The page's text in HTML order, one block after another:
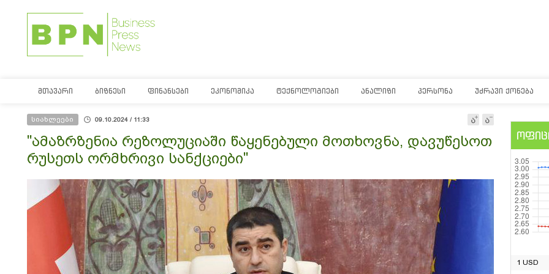
ᲛᲗᲐᲕᲐᲠᲘ ᲑᲘᲖᲜᲔᲡᲘ ᲤᲘᲜᲐᲜᲡᲔᲑᲘ ᲔᲙᲝᲜᲝᲛᲘᲙᲐ ᲢᲔᲥᲜᲝᲚᲝᲒᲘᲔᲑᲘ ᲐᲜᲐᲚᲘᲖᲘ ᲞᲔᲠᲡᲝᲜᲐ ᲣᲫᲠᲐᲕᲘ ᲥᲝᲜᲔᲑᲐ
სიახლეები 09.10.2024 / 11:33
"ამაზრზენია რეზოლუციაში წაყენებული მოთხოვნა, დავუწესოთ
რუსეთს ორმხრივი სანქციები"
1 USD